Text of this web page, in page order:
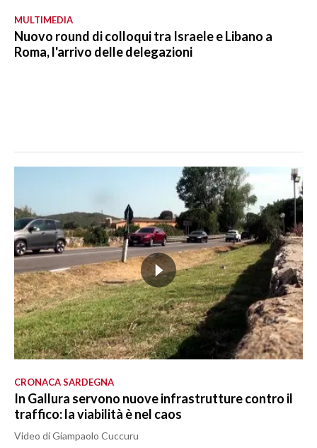
MULTIMEDIA
Nuovo round di colloqui tra Israele e Libano a
Roma, l'arrivo delle delegazioni
CRONACA SARDEGNA
In Gallura servono nuove infrastrutture contro il
traffico: la viabilità è nel caos
Video di Giampaolo Cuccuru